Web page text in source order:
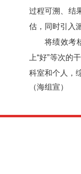
过程可溯、结
估，同时引入
将绩效考
上“好”等次
科室和个人，
（海组宣）